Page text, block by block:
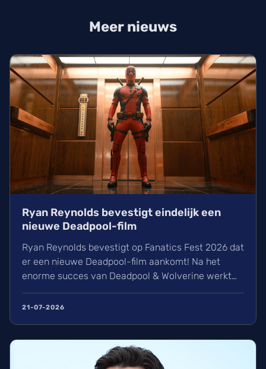
Meer nieuws
Ryan Reynolds bevestigt eindelijk een
nieuwe Deadpool-film
Ryan Reynolds bevestigt op Fanatics Fest 2026 dat
er een nieuwe Deadpool-film aankomt! Na het
enorme succes van Deadpool & Wolverine werkt
X-Force. Wij speculeren ook over een verschijning
21-07-2026